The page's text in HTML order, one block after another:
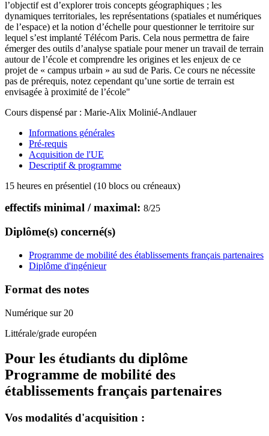
l’objectif est d’explorer trois concepts géographiques ; les
dynamiques territoriales, les représentations (spatiales et numériques
de l’espace) et la notion d’échelle pour questionner le territoire sur
lequel s’est implanté Télécom Paris. Cela nous permettra de faire
émerger des outils d’analyse spatiale pour mener un travail de terrain
autour de l’école et comprendre les origines et les enjeux de ce
projet de « campus urbain » au sud de Paris. Ce cours ne nécessite
pas de prérequis, notez cependant qu’une sortie de terrain est
envisagée à proximité de l’école"
Cours dispensé par : Marie-Alix Molinié-Andlauer
Informations générales
Pré-requis
Acquisition de l'UE
Descriptif & programme
15 heures en présentiel (10 blocs ou créneaux)
effectifs minimal / maximal: 8/25
Diplôme(s) concerné(s)
Programme de mobilité des établissements français partenaires
Diplôme d'ingénieur
Format des notes
Numérique sur 20
Littérale/grade européen
Pour les étudiants du diplôme
Programme de mobilité des
établissements français partenaires
Vos modalités d'acquisition :